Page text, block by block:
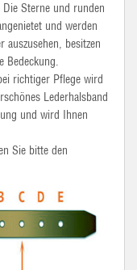
Sterne und runden
und werden
besitzen
Bedeckung.
richtiger Pflege wird
Lederhalsband
und wird Ihnen
Sie bitte den